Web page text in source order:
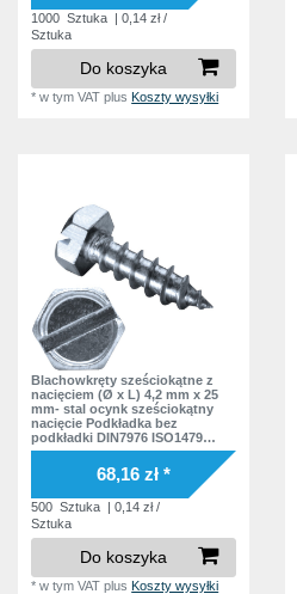
1000 Sztuka | 0,14 zł /
Sztuka
Do koszyka
*w tym VAT plusKoszty wysyłki
Blachowkręty sześciokątne z
nacięciem (Ø x L) 4,2 mm x 25
mm- stal ocynk sześciokątny
nacięcie Podkładka bez
podkładki DIN7976 ISO1479
Norma zakładowa
68,16 zł *
500 Sztuka | 0,14 zł /
Sztuka
Do koszyka
*w tym VAT plusKoszty wysyłki